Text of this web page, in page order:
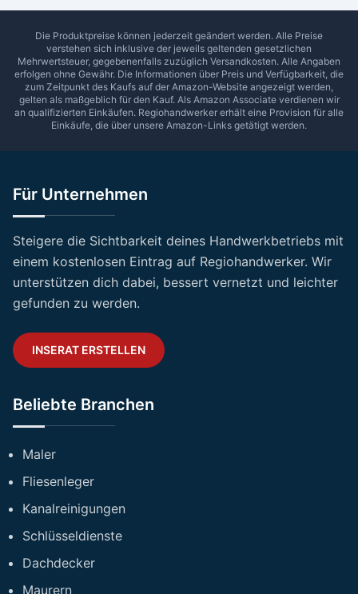
SUCHEN
Die Produktpreise können jederzeit geändert werden. Alle Preise
verstehen sich inklusive der jeweils geltenden gesetzlichen
Mehrwertsteuer, gegebenenfalls zuzüglich Versandkosten. Alle Angaben
erfolgen ohne Gewähr. Die Informationen über Preis und Verfügbarkeit, die
zum Zeitpunkt des Kaufs auf der Amazon-Website angezeigt werden,
gelten als maßgeblich für den Kauf. Als Amazon Associate verdienen wir
an qualifizierten Einkäufen. Regiohandwerker erhält eine Provision für alle
Einkäufe, die über unsere Amazon-Links getätigt werden.
Für Unternehmen
Steigere die Sichtbarkeit deines Handwerkbetriebs mit
einem kostenlosen Eintrag auf Regiohandwerker. Wir
unterstützen dich dabei, bessert vernetzt und leichter
gefunden zu werden.
INSERAT ERSTELLEN
Beliebte Branchen
Maler
Fliesenleger
Kanalreinigungen
Schlüsseldienste
Dachdecker
Maurern